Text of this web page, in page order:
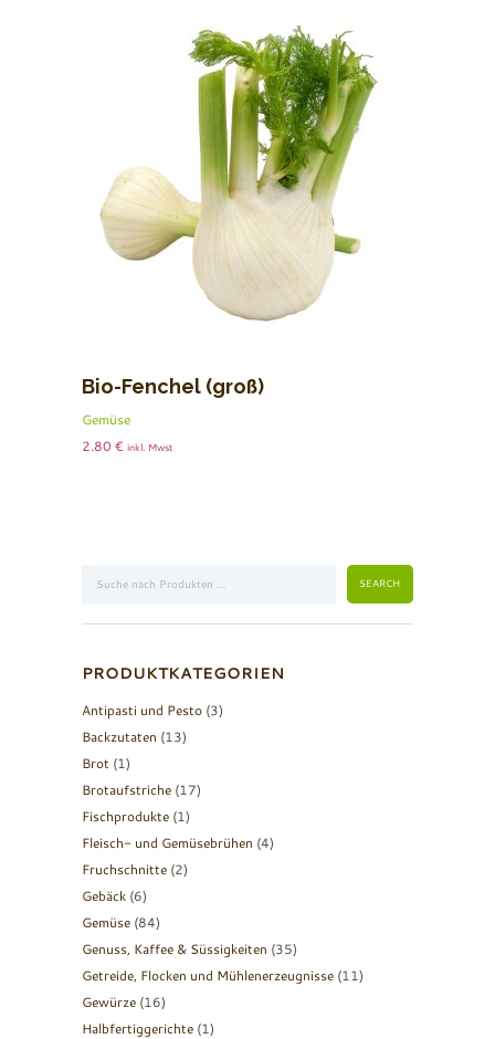
Bio-Fenchel (groß)
Gemüse
2.80 € inkl. Mwst
PRODUKTKATEGORIEN
Antipasti und Pesto (3)
Backzutaten (13)
Brot (1)
Brotaufstriche (17)
Fischprodukte (1)
Fleisch- und Gemüsebrühen (4)
Fruchschnitte (2)
Gebäck (6)
Gemüse (84)
Genuss, Kaffee & Süssigkeiten (35)
Getreide, Flocken und Mühlenerzeugnisse (11)
Gewürze (16)
Halbfertiggerichte (1)